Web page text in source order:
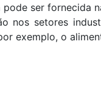
ser fornecida
nos setores
exemplo, o